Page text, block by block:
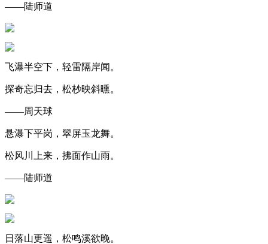
——陆师道
飞瀑半空下，轻雷隔岸闻。
探奇忘归去，松杪映斜曛。
——周天球
悬瀑下平岗，翠屏玉龙舞。
松风川上来，拂面作山雨。
——陆师道
日落山更遥，松鸣溪欲晚。